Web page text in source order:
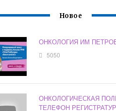
Новое
ОНКОЛОГИЯ ИМ
5050
ОНКОЛОГИЧЕСКАЯ
ТЕЛЕФОН